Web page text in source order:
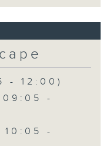
- 12:00)
09:05 -
10:05 -